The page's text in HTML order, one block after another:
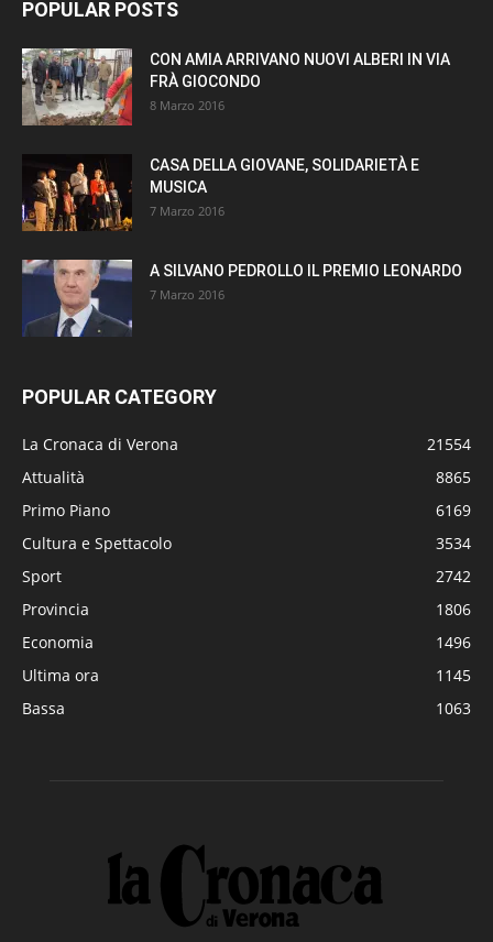
POPULAR POSTS
CON AMIA ARRIVANO NUOVI ALBERI IN VIA
FRÀ GIOCONDO
8 Marzo 2016
CASA DELLA GIOVANE, SOLIDARIETÀ E
MUSICA
7 Marzo 2016
A SILVANO PEDROLLO IL PREMIO LEONARDO
7 Marzo 2016
POPULAR CATEGORY
La Cronaca di Verona
21554
Attualità
8865
Primo Piano
6169
Cultura e Spettacolo
3534
Sport
2742
Provincia
1806
Economia
1496
Ultima ora
1145
Bassa
1063